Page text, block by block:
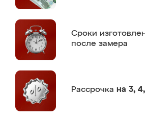
Сроки
после замера
Рассрочка на 3,